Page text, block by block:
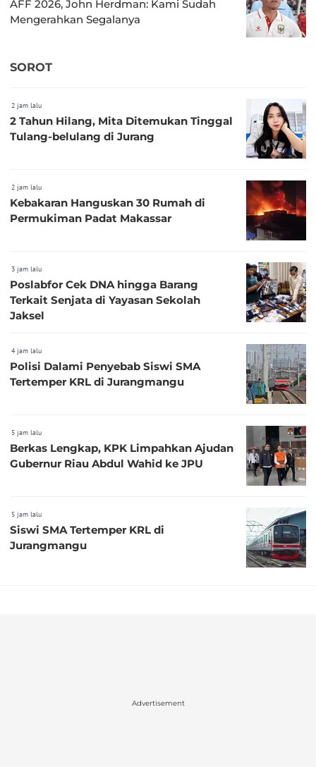
AFF 2026, John Herdman: Kami Sudah
Mengerahkan Segalanya
SOROT
2 jam lalu
2 Tahun Hilang, Mita Ditemukan Tinggal
Tulang-belulang di Jurang
2 jam lalu
Kebakaran Hanguskan 30 Rumah di
Permukiman Padat Makassar
3 jam lalu
Poslabfor Cek DNA hingga Barang
Terkait Senjata di Yayasan Sekolah
Jaksel
4 jam lalu
Polisi Dalami Penyebab Siswi SMA
Tertemper KRL di Jurangmangu
5 jam lalu
Berkas Lengkap, KPK Limpahkan Ajudan
Gubernur Riau Abdul Wahid ke JPU
5 jam lalu
Siswi SMA Tertemper KRL di
Jurangmangu
Advertisement